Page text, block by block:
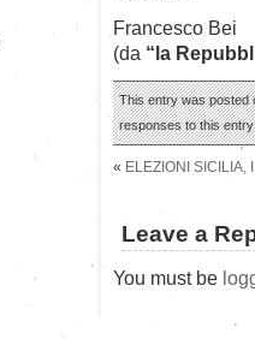
Francesco Bei
(da “la
This entry was posted
responses to this
« ELEZIONI SICILIA,
Leave a
You must be